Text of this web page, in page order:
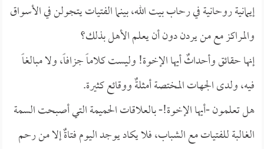
إيمانية روحانية في رحاب بيت الله، بينما الفتيات يتجولن في الأسواق
والمراكز مع من يردن دون أن يعلم الأهل بذلك؟
إنها حقائق وأحداثٌ أيها الإخوة! وليست كلاماً جزافاً، ولا مبالغاً
فيه، ولدى الجهات المختصة أمثلةٌ ووقائع كثيرة.
هل تعلمون -أيها الإخوة!- بالعلاقات الحميمة التي أصبحت السمة
الغالبة للفتيات مع الشباب، فلا يكاد يوجد اليوم فتاةٌ إلا من رحم